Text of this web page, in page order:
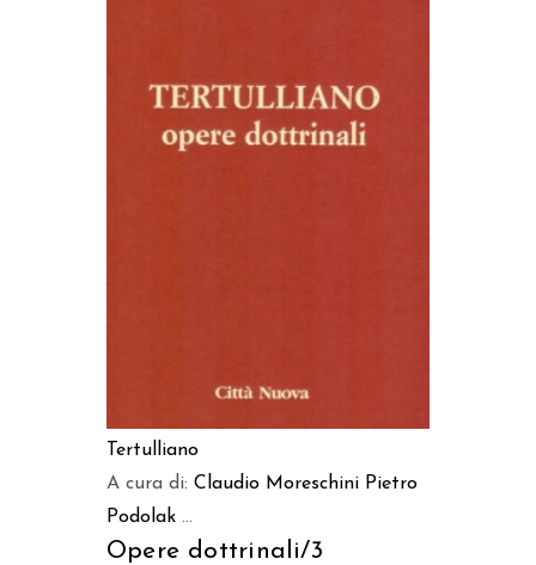
Tertulliano
A cura di: Claudio Moreschini Pietro
Podolak ...
Opere dottrinali/3